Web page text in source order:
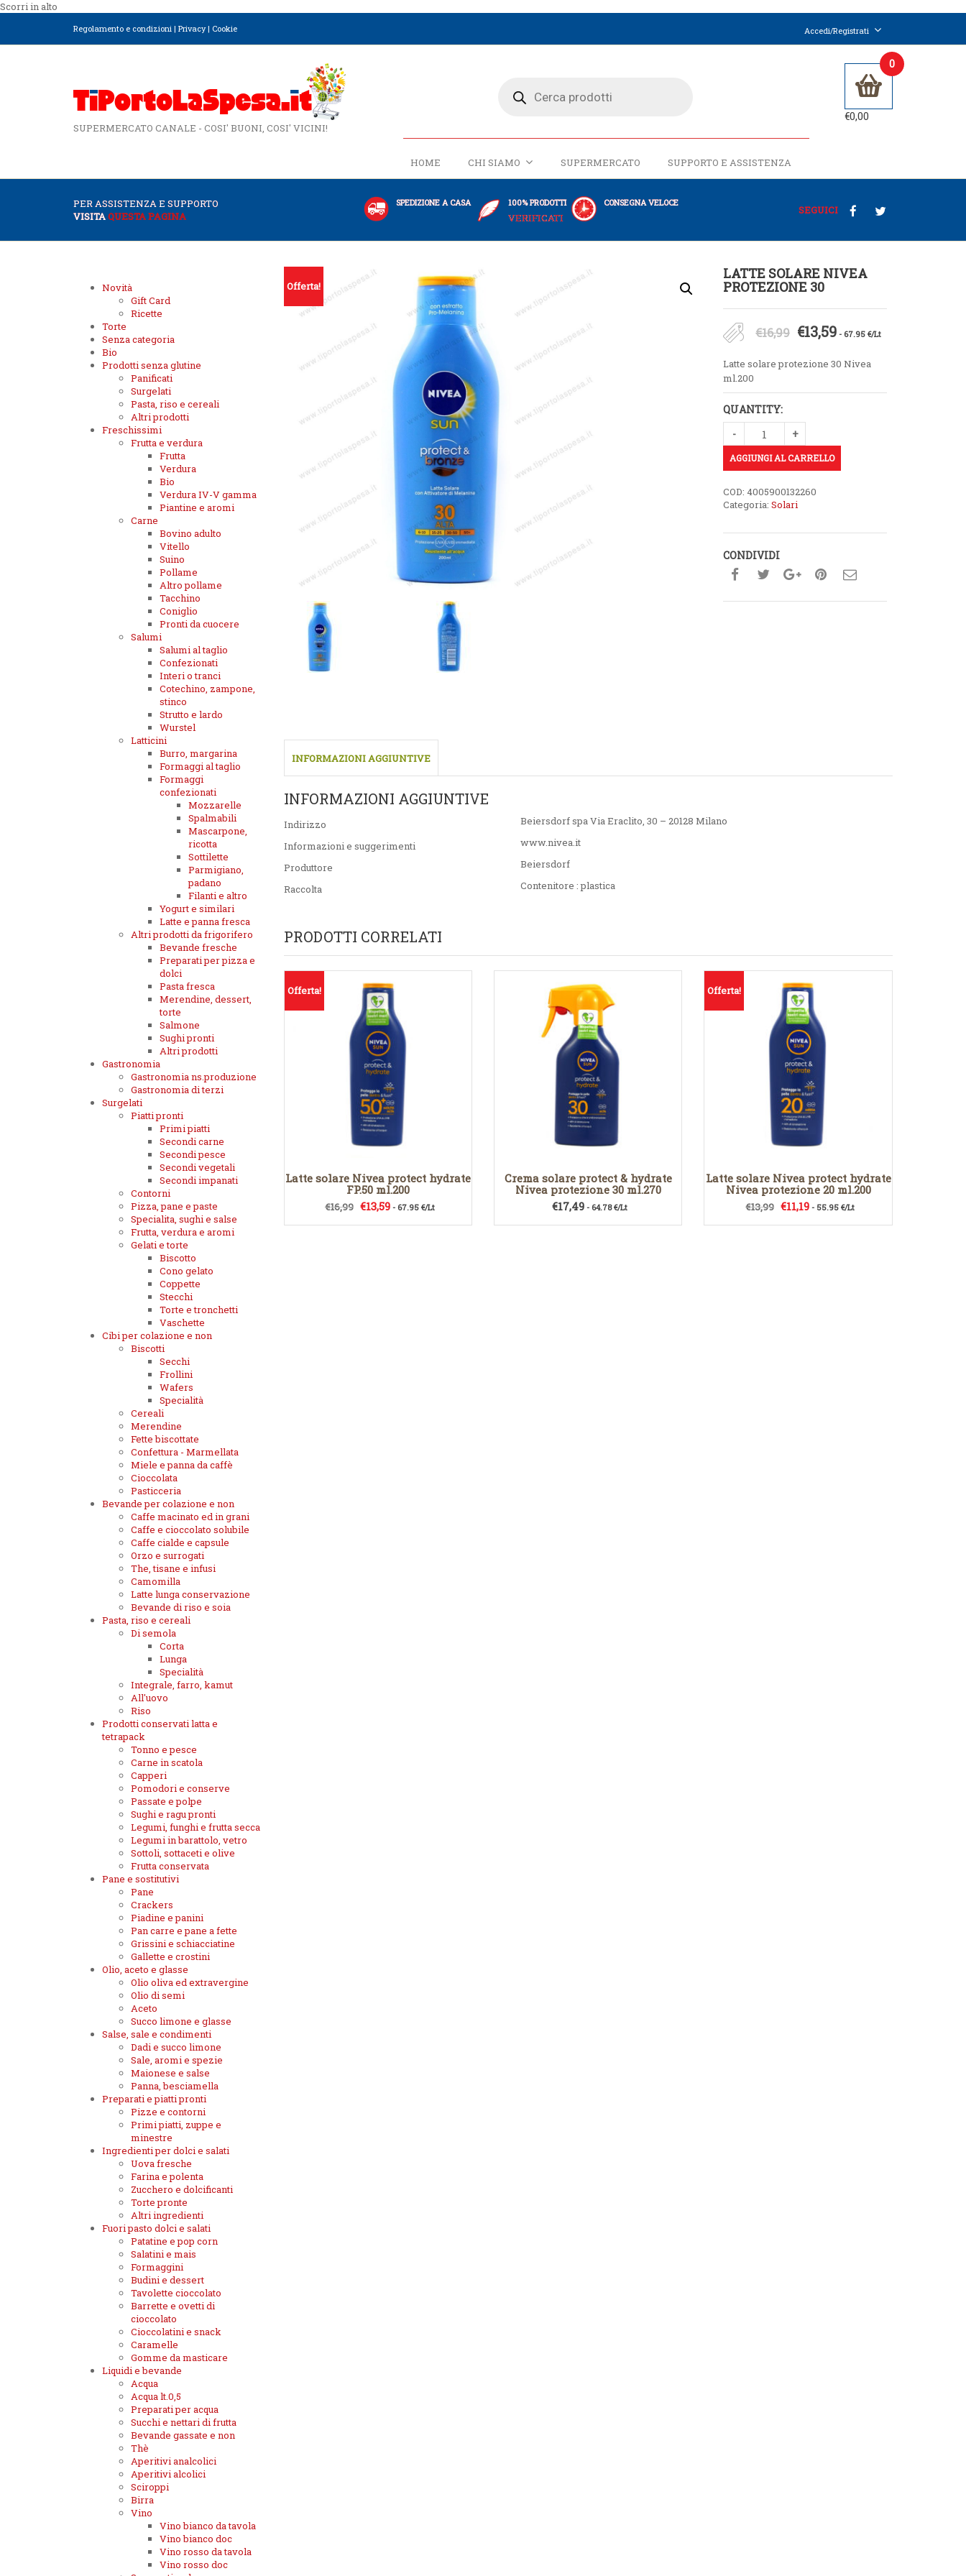
Scorri in alto
Regolamento e condizioni | Privacy| Cookie Accedi/Registrati
SUPERMERCATO CANALE - COSI' BUONI, COSI' VICINI!
HOME CHI SIAMO SUPERMERCATO SUPPORTO E ASSISTENZA
0
€0,00
PER ASSISTENZA E SUPPORTO
VISITAQUESTA PAGINA
SPEDIZIONE A CASA 100% PRODOTTI
VERIFICATI
CONSEGNA VELOCE
SEGUICI
Offerta!
LATTE SOLARE NIVEA
PROTEZIONE 30
€16,99 Il
era:
€16,99.
€13,59Il
è:
- 67.95 €/Lt
Latte solare protezione 30 Nivea
ml.200
QUANTITY:
AGGIUNGI AL CARRELLO
COD:4005900132260
Categoria:Solari
CONDIVIDI
INFORMAZIONI AGGIUNTIVE
INFORMAZIONI AGGIUNTIVE
Indirizzo
Beiersdorf spa Via Eraclito, 30 – 20128 Milano
Informazioni e suggerimenti
www.nivea.it
Produttore
Beiersdorf
Raccolta
Contenitore : plastica
PRODOTTI CORRELATI
Offerta!
Latte solare Nivea protect hydrate
FP.50 ml.200
€16,99 Il
€13,59Il
- 67.95 €/Lt
Crema solare protect & hydrate
Nivea protezione 30 ml.270
€17,49 - 64.78 €/Lt
Offerta!
Latte solare Nivea protect hydrate
Nivea protezione 20 ml.200
€13,99 Il
€11,19Il
- 55.95 €/Lt
Novità
Gift Card
Ricette
Torte
Senza categoria
Bio
Prodotti senza glutine
Panificati
Surgelati
Pasta, riso e cereali
Altri prodotti
Freschissimi
Frutta e verdura
Frutta
Verdura
Bio
Verdura IV-V gamma
Piantine e aromi
Carne
Bovino adulto
Vitello
Suino
Pollame
Altro pollame
Tacchino
Coniglio
Pronti da cuocere
Salumi
Salumi al taglio
Confezionati
Interi o tranci
Cotechino, zampone,
stinco
Strutto e lardo
Wurstel
Latticini
Burro, margarina
Formaggi al taglio
Formaggi
confezionati
Mozzarelle
Spalmabili
Mascarpone,
ricotta
Sottilette
Parmigiano,
padano
Filanti e altro
Yogurt e similari
Latte e panna fresca
Altri prodotti da frigorifero
Bevande fresche
Preparati per pizza e
dolci
Pasta fresca
Merendine, dessert,
torte
Salmone
Sughi pronti
Altri prodotti
Gastronomia
Gastronomia ns.produzione
Gastronomia di terzi
Surgelati
Piatti pronti
Primi piatti
Secondi carne
Secondi pesce
Secondi vegetali
Secondi impanati
Contorni
Pizza, pane e paste
Specialita, sughi e salse
Frutta, verdura e aromi
Gelati e torte
Biscotto
Cono gelato
Coppette
Stecchi
Torte e tronchetti
Vaschette
Cibi per colazione e non
Biscotti
Secchi
Frollini
Wafers
Specialità
Cereali
Merendine
Fette biscottate
Confettura - Marmellata
Miele e panna da caffè
Cioccolata
Pasticceria
Bevande per colazione e non
Caffe macinato ed in grani
Caffe e cioccolato solubile
Caffe cialde e capsule
Orzo e surrogati
The, tisane e infusi
Camomilla
Latte lunga conservazione
Bevande di riso e soia
Pasta, riso e cereali
Di semola
Corta
Lunga
Specialità
Integrale, farro, kamut
All'uovo
Riso
Prodotti conservati latta e
tetrapack
Tonno e pesce
Carne in scatola
Capperi
Pomodori e conserve
Passate e polpe
Sughi e ragu pronti
Legumi, funghi e frutta secca
Legumi in barattolo, vetro
Sottoli, sottaceti e olive
Frutta conservata
Pane e sostitutivi
Pane
Crackers
Piadine e panini
Pan carre e pane a fette
Grissini e schiacciatine
Gallette e crostini
Olio, aceto e glasse
Olio oliva ed extravergine
Olio di semi
Aceto
Succo limone e glasse
Salse, sale e condimenti
Dadi e succo limone
Sale, aromi e spezie
Maionese e salse
Panna, besciamella
Preparati e piatti pronti
Pizze e contorni
Primi piatti, zuppe e
minestre
Ingredienti per dolci e salati
Uova fresche
Farina e polenta
Zucchero e dolcificanti
Torte pronte
Altri ingredienti
Fuori pasto dolci e salati
Patatine e pop corn
Salatini e mais
Formaggini
Budini e dessert
Tavolette cioccolato
Barrette e ovetti di
cioccolato
Cioccolatini e snack
Caramelle
Gomme da masticare
Liquidi e bevande
Acqua
Acqua lt.0,5
Preparati per acqua
Succhi e nettari di frutta
Bevande gassate e non
Thè
Aperitivi analcolici
Aperitivi alcolici
Sciroppi
Birra
Vino
Vino bianco da tavola
Vino bianco doc
Vino rosso da tavola
Vino rosso doc